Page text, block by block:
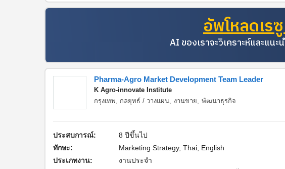
อัพโหลดเร
AI ของเราจะวิเคราะห์และแ
Pharma-Agro Market Development Team Leader
K Agro-innovate Institute
กรุงเทพ, กลยุทธ์ / วางแผน, งานขาย, พัฒนาธุรกิจ
ประสบการณ์:
8 ปีขึ้นไป
ทักษะ:
Marketing Strategy, Thai, English
ประเภทงาน:
งานประจำ